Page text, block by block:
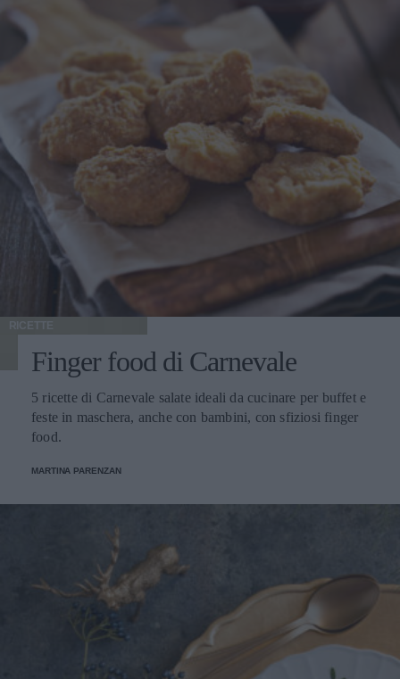
RICETTE
Finger food di Carnevale
5 ricette di Carnevale salate ideali da cucinare per buffet e
feste in maschera, anche con bambini, con sfiziosi finger
food.
MARTINA PARENZAN